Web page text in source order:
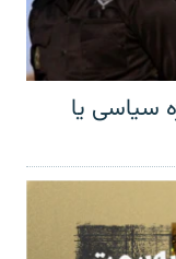
سیاسی یا